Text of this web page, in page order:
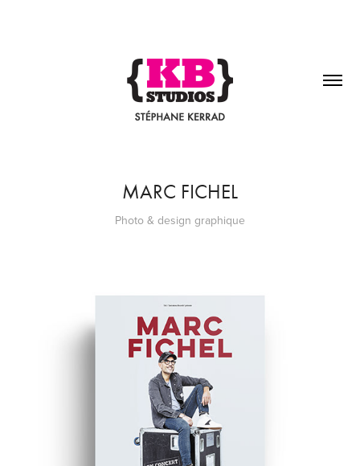
MARC FICHEL
Photo & design graphique